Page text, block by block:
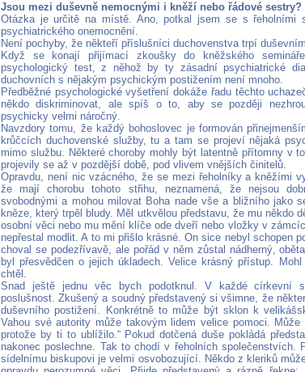
Jsou mezi duševně nemocnými i kněží nebo řádové sestry?
Otázka je určitě na místě. Ano, potkal jsem se s
psychiatrického onemocnění.
Není pochyby, že někteří příslušníci duchovenstva trpí
Když se konají přijímací zkoušky do kněžského
psychologický test, z něhož by ty zásadní psychiatrické
duchovních s nějakým psychickým postižením není mnoho.
Předběžné psychologické vyšetření dokáže řadu těchto
někdo diskriminovat, ale spíš o to, aby se později
psychicky velmi náročný.
Navzdory tomu, že každý bohoslovec je formován
krůčcích duchovenské služby, tu a tam se projeví nějaká
mimo službu. Některé choroby mohly být latentně přítomny v
projevily se až v pozdější době, pod vlivem vnějších činitelů.
Opravdu, není nic vzácného, že se mezi řeholníky a kněžími
že mají chorobu tohoto střihu, neznamená, že nejsou
svobodnými a mohou milovat Boha nade vše a bližního jako
kněze, který trpěl bludy. Měl utkvělou představu, že mu někdo
osobní věci nebo mu mění klíče ode dveří nebo vložky v
nepřestal modlit. A to mi přišlo krásné. On sice nebyl schopen
choval se podezřívavě, ale pořád v něm zůstal nádherný,
byl přesvědčen o jejich úkladech. Velice krásný přístup.
chtěl.
Snad ještě jednu věc bych podotknul. V každé církevní
poslušnost. Zkušený a soudný představený si všimne, že
duševního postižení. Konkrétně to může být sklon k
Vahou své autority může takovým lidem velice pomoci.
protože by ti to ublížilo.“ Pokud dotčená duše pokládá
nakonec poslechne. Tak to chodí v řeholních
sídelnímu biskupovi je velmi osvobozující. Někdo z kleriků